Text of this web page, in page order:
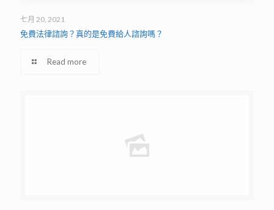
七月 20, 2021
免費法律諮詢？真的是免費給人諮詢嗎？
Read more